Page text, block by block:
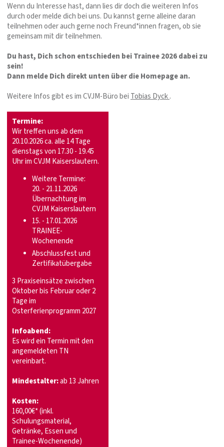
Wenn du Interesse hast, dann lies dir doch die weiteren Infos
durch oder melde dich bei uns. Du kannst gerne alleine daran
teilnehmen oder auch gerne noch Freund*innen fragen, ob sie
gemeinsam mit dir teilnehmen.
Du hast, Dich schon entschieden bei Trainee 2026 dabei zu
sein!
Dann melde Dich direkt unten über die Homepage an.
Weitere Infos gibt es im CVJM-Büro bei Tobias Dyck.
Termine:
Wir treffen uns ab dem
20.10.2026 ca. alle 14 Tage
dienstags von 17.30 - 19.45
Uhr im CVJM Kaiserslautern.
Weitere Termine:
20. - 21.11.2026
Übernachtung im
CVJM Kaiserslautern
15. - 17.01.2026
TRAINEE-
Wochenende
Abschlussfest und
Zertifikatübergabe
3 Praxiseinsätze zwischen
Oktober bis Februar oder 2
Tage im
Osterferienprogramm 2027
Infoabend:
Es wird ein Termin mit den
angemeldeten TN
vereinbart.
Mindestalter:ab 13 Jahren
Kosten:
160,00€* (inkl.
Schulungsmaterial,
Getränke, Essen und
Trainee-Wochenende)